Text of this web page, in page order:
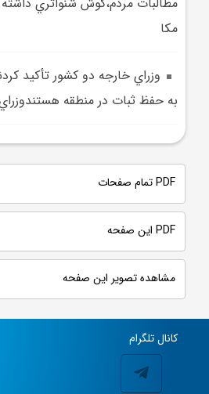
مکا
وزراي خارجه دو کشور تأکيد
به حفظ ثبات در منطقه
PDF تمام صفحات
PDF این صفحه
مشاهده تصویر این صفحه
کانال تلگرام